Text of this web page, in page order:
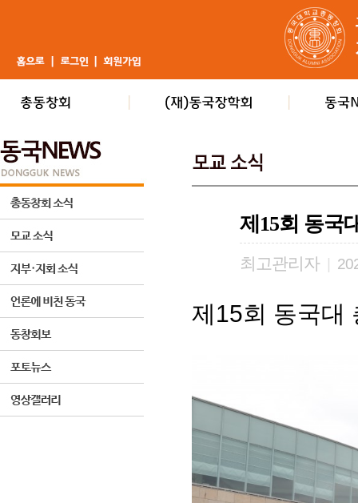
제15회 동국
최고관리자
제15회 동국대